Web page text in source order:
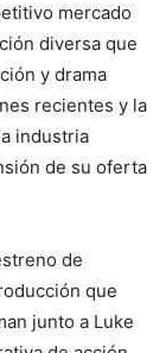
mercado
diversa que
y drama
recientes y la
industria
de su oferta
de
que
junto a Luke